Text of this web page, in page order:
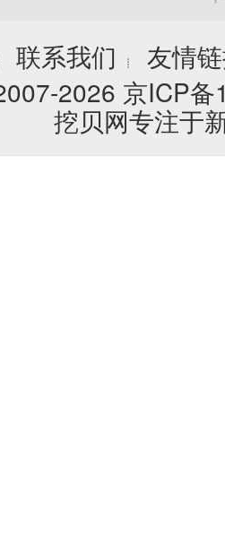
联系我们 ┊
友情
2026 京ICP
挖贝网专注于